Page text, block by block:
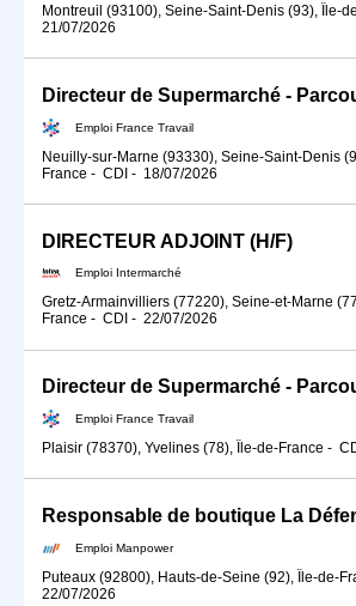
Montreuil (93100), Seine-Saint-Denis (93), Île-
21/07/2026
Emploi France Travail
Neuilly-sur-Marne (93330), Seine-Saint-Denis
France - CDI - 18/07/2026
DIRECTEUR ADJOINT (H/F)
Emploi Intermarché
Gretz-Armainvilliers (77220), Seine-et-Marne
France - CDI - 22/07/2026
Emploi France Travail
Plaisir (78370), Yvelines (78), Île-de-France -
Responsable de boutique La
Emploi Manpower
Puteaux (92800), Hauts-de-Seine (92), Île-de-
22/07/2026